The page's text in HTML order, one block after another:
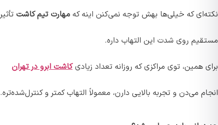
نکته‌ای که خیلی‌ها بهش توجه نمی‌کنن اینه که مهارت تیم کاشت تأثیر
مستقیم روی شدت این التهاب داره.
برای همین، توی مراکزی که روزانه تعداد زیادیکاشت ابرو در تهران
انجام می‌دن و تجربه بالایی دارن، معمولاً التهاب کمتر و کنترل‌شده‌تره.